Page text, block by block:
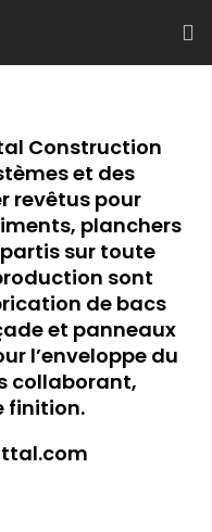
Construction
et des
revêtus pour
planchers
sur toute
sont
de bacs
et panneaux
l’enveloppe du
collaborant,
finition.